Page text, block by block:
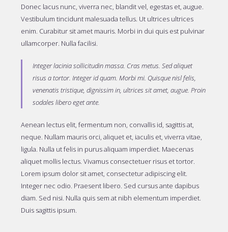
Donec lacus nunc, viverra nec, blandit vel, egestas et, augue.
Vestibulum tincidunt malesuada tellus. Ut ultrices ultrices
enim. Curabitur sit amet mauris. Morbi in dui quis est pulvinar
ullamcorper. Nulla facilisi.
Integer lacinia sollicitudin massa. Cras metus. Sed aliquet
risus a tortor. Integer id quam. Morbi mi. Quisque nisl felis,
venenatis tristique, dignissim in, ultrices sit amet, augue. Proin
sodales libero eget ante.
Aenean lectus elit, fermentum non, convallis id, sagittis at,
neque. Nullam mauris orci, aliquet et, iaculis et, viverra vitae,
ligula. Nulla ut felis in purus aliquam imperdiet. Maecenas
aliquet mollis lectus. Vivamus consectetuer risus et tortor.
Lorem ipsum dolor sit amet, consectetur adipiscing elit.
Integer nec odio. Praesent libero. Sed cursus ante dapibus
diam. Sed nisi. Nulla quis sem at nibh elementum imperdiet.
Duis sagittis ipsum.